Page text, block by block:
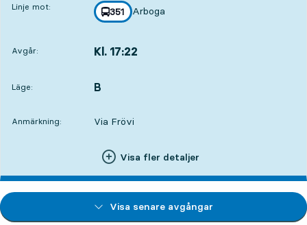
Linje mot: linje
351
mot
Arboga
,
Avgår: Kl. 17:22
Läge:
LÄGE, B
,
Anmärkning: Via Frövi
Visa fler detaljer
Visa senare avgångar